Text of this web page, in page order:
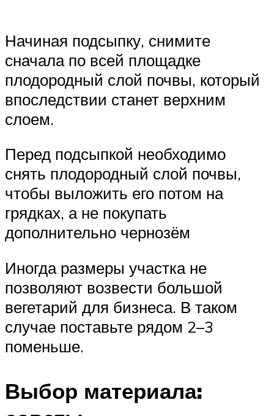
Начиная подсыпку, снимите
сначала по всей площадке
плодородный слой почвы, который
впоследствии станет верхним
слоем.
Перед подсыпкой необходимо
снять плодородный слой почвы,
чтобы выложить его потом на
грядках, а не покупать
дополнительно чернозём
Иногда размеры участка не
позволяют возвести большой
вегетарий для бизнеса. В таком
случае поставьте рядом 2–3
поменьше.
Выбор материала: